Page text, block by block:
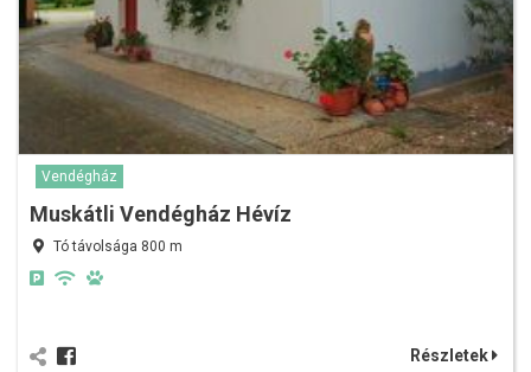
Vendégház
Muskátli Vendégház Hévíz
Tó távolsága 800 m
Részletek